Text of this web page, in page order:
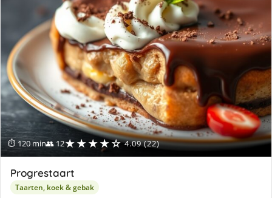
⏱ 120 min👥 12★★★★☆ 4.09 (22)
Progrestaart
Taarten, koek & gebak